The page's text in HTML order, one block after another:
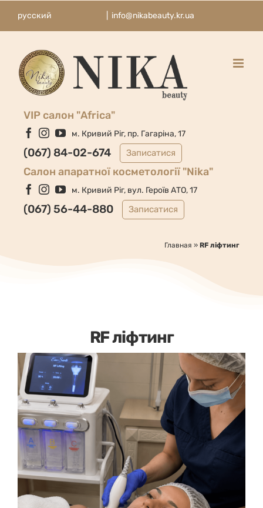
русский info@nikabeauty.kr.ua
VIP салон "Africa"
Facebook
Instagram
YouTube
м. Кривий Ріг, пр. Гагаріна, 17
(067) 84-02-674 Записатися
Cалон апаратної косметології "Nika"
Facebook
Instagram
YouTube
м. Кривий Ріг, вул. Героїв АТО, 17
(067) 56-44-880 Записатися
Главная » RF ліфтинг
RF ліфтинг